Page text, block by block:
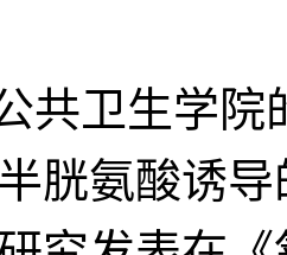
共卫生学
胱氨酸诱